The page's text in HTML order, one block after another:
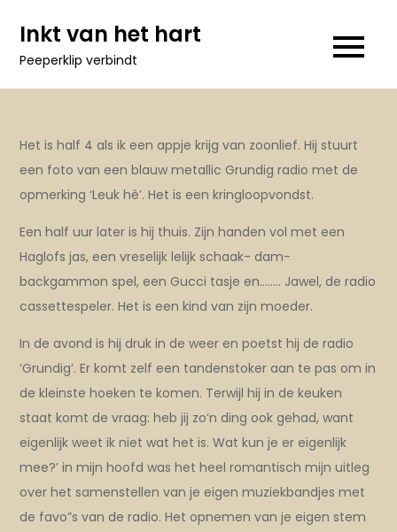
inhoud
Inkt van het hart
Peeperklip verbindt
Het is half 4 als ik een appje krijg van zoonlief. Hij stuurt
een foto van een blauw metallic Grundig radio met de
opmerking ‘Leuk hè’. Het is een kringloopvondst.
Een half uur later is hij thuis. Zijn handen vol met een
Haglofs jas, een vreselijk lelijk schaak- dam-
backgammon spel, een Gucci tasje en…….. Jawel, de radio
cassettespeler. Het is een kind van zijn moeder.
In de avond is hij druk in de weer en poetst hij de radio
‘Grundig’. Er komt zelf een tandenstoker aan te pas om in
de kleinste hoeken te komen. Terwijl hij in de keuken
staat komt de vraag: heb jij zo’n ding ook gehad, want
eigenlijk weet ik niet wat het is. Wat kun je er eigenlijk
mee?’ in mijn hoofd was het heel romantisch mijn uitleg
over het samenstellen van je eigen muziekbandjes met
de favo”s van de radio. Het opnemen van je eigen stem